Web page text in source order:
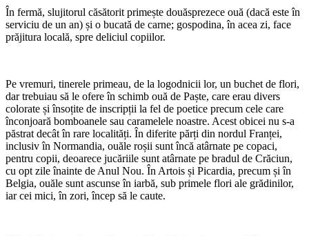
În fermă, slujitorul căsătorit primește douăsprezece ouă (dacă este în
serviciu de un an) și o bucată de carne; gospodina, în acea zi, face
prăjitura locală, spre deliciul copiilor.
Pe vremuri, tinerele primeau, de la logodnicii lor, un buchet de flori,
dar trebuiau să le ofere în schimb ouă de Paște, care erau divers
colorate și însoțite de inscripții la fel de poetice precum cele care
înconjoară bomboanele sau caramelele noastre. Acest obicei nu s-a
păstrat decât în rare localități. În diferite părți din nordul Franței,
inclusiv în Normandia, ouăle roșii sunt încă atârnate pe copaci,
pentru copii, deoarece jucăriile sunt atârnate pe bradul de Crăciun,
cu opt zile înainte de Anul Nou. În Artois și Picardia, precum și în
Belgia, ouăle sunt ascunse în iarbă, sub primele flori ale grădinilor,
iar cei mici, în zori, încep să le caute.